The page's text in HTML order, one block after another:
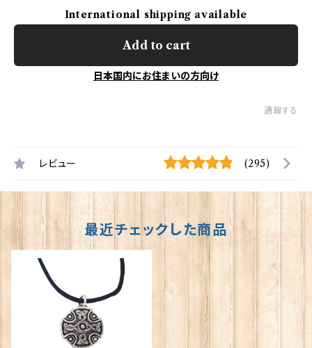
International shipping available
Add to cart
日本国内にお住まいの方向け
通報する
レビュー (295)
最近チェックした商品